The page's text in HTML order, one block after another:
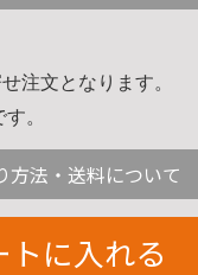
注文となります。
。
方法・送料について
トに入れる